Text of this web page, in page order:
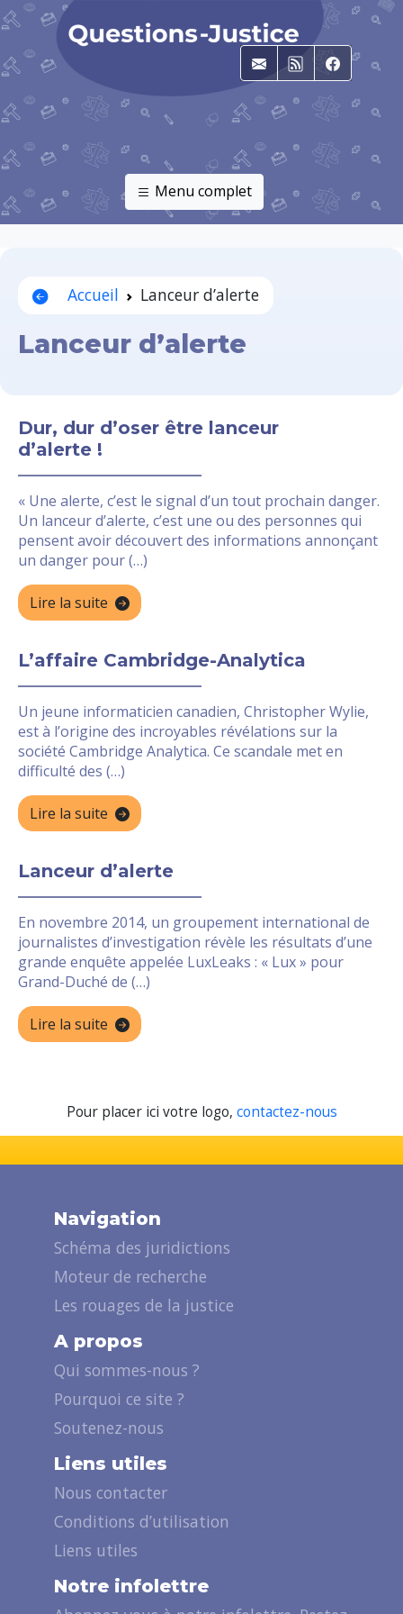
E-mailRSS
Menu complet
Accueil Lanceur d’alerte
Lanceur d’alerte
Dur, dur d’oser être lanceur
d’alerte !
« Une alerte, c’est le signal d’un tout prochain danger.
Un lanceur d’alerte, c’est une ou des personnes qui
pensent avoir découvert des informations annonçant
un danger pour (…)
Lire la suite
L’affaire Cambridge-Analytica
Un jeune informaticien canadien, Christopher Wylie,
est à l’origine des incroyables révélations sur la
société Cambridge Analytica. Ce scandale met en
difficulté des (…)
Lire la suite
Lanceur d’alerte
En novembre 2014, un groupement international de
journalistes d’investigation révèle les résultats d’une
grande enquête appelée LuxLeaks : « Lux » pour
Grand-Duché de (…)
Lire la suite
Pour placer ici votre logo, contactez-nous
Navigation
Schéma des juridictions
Moteur de recherche
Les rouages de la justice
A propos
Qui sommes-nous ?
Pourquoi ce site ?
Soutenez-nous
Liens utiles
Nous contacter
Conditions d’utilisation
Liens utiles
Notre infolettre